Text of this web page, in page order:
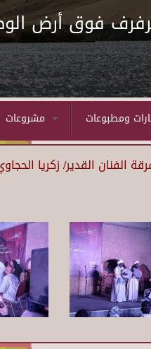
فوق أرض
ومطبوعات
الفنان القدير/ زكريا